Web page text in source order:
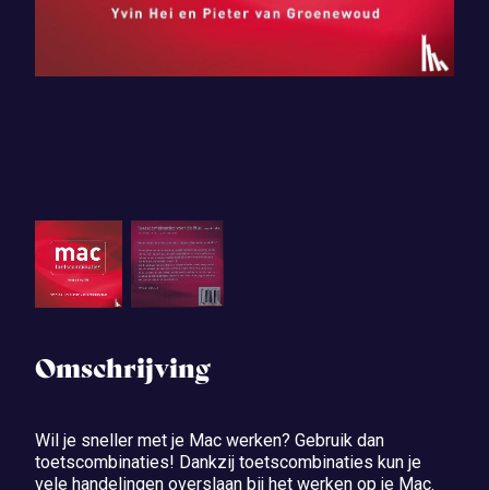
Omschrijving
Wil je sneller met je Mac werken? Gebruik dan
toetscombinaties! Dankzij toetscombinaties kun je
vele handelingen overslaan bij het werken op je Mac.